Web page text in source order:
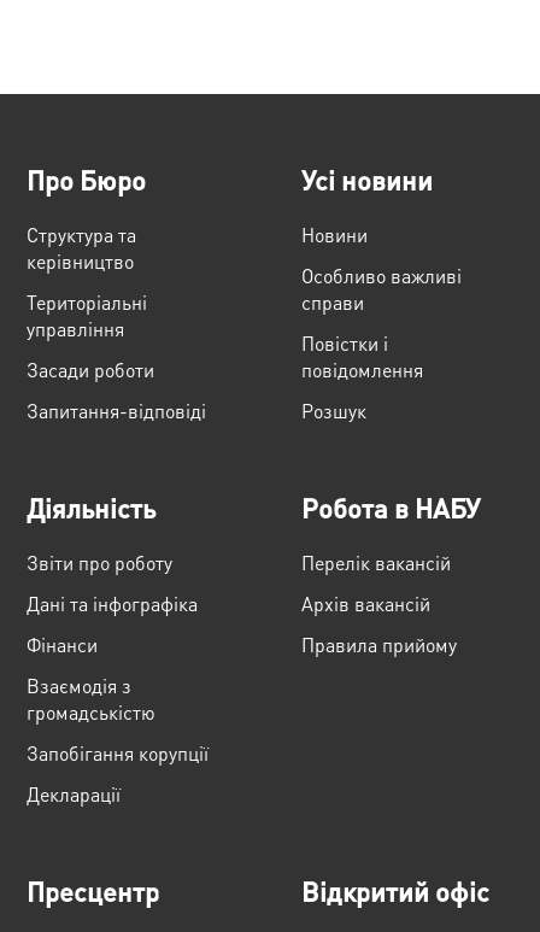
Про Бюро
Структура та
керівництво
Територіальні
управління
Засади роботи
Запитання-відповіді
Усі новини
Новини
Особливо важливі
справи
Повістки і
повідомлення
Розшук
Діяльність
Звіти про роботу
Дані та інфографіка
Фінанси
Взаємодія з
громадськістю
Запобігання корупції
Декларації
Робота в НАБУ
Перелік вакансій
Архів вакансій
Правила прийому
Пресцентр Відкритий офіс